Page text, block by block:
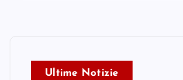
Ultime Notizie